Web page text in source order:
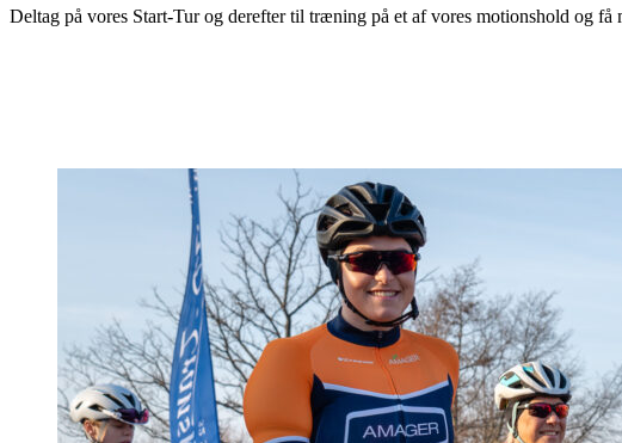
Deltag på vores Start-Tur og derefter til træning på et af vores motionshold og